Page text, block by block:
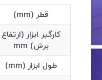
قطر (mm)
کارگیر ابزار (ارتفاع
برش) mm
طول ابزار (mm)